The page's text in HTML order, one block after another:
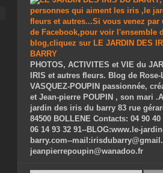
PHOTOS, ACTIVITES et VIE du
IRIS et autres fleurs. Blog de
VASQUEZ-POUPIN passionnée,
et Jean-pierre POUPIN , son mari
jardin des iris du barry 83 rue
84500 BOLLENE Contacts: 04 90
06 14 93 32 91--BLOG:www.le-
barry.com--
jeanpierrepoupin@wanadoo.fr